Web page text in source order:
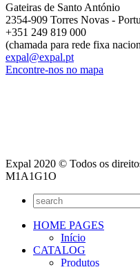
Gateiras de Santo António
2354-909 Torres Novas -
+351 249 819 000
(chamada para rede fixa
expal@expal.pt
Encontre-nos no mapa
Expal 2020 © Todos os
M1A1G1O
HOME PAGES
Início
CATALOG
Produtos